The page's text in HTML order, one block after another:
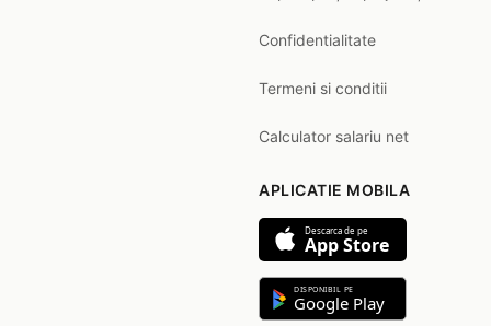
Confidentialitate
Termeni si conditii
Calculator salariu net
APLICATIE MOBILA
Descarca de pe
App Store
DISPONIBIL PE
Google Play